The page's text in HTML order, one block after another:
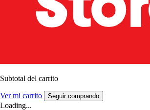
Subtotal del carrito
Ver mi carrito Seguir comprando
Loading...